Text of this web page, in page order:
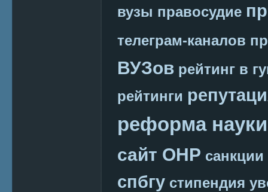
вузы правосудие
телеграм-каналов
ВУЗов рейтинг в
рейтинги
реформа науки
сайт ОНР санкции
спбгу стипендия